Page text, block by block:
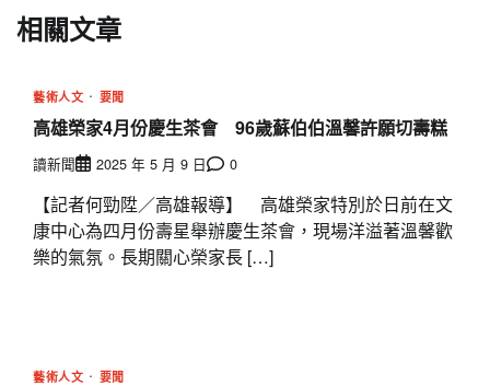
相關文章
藝術人文 要聞
高雄榮家4月份慶生茶會 96歲蘇伯伯溫馨許願切壽糕
讀新聞 2025 年 5 月 9 日 0
【記者何勁陞／高雄報導】 高雄榮家特別於日前在文
康中心為四月份壽星舉辦慶生茶會，現場洋溢著溫馨歡
樂的氣氛。長期關心榮家長 […]
藝術人文 要聞